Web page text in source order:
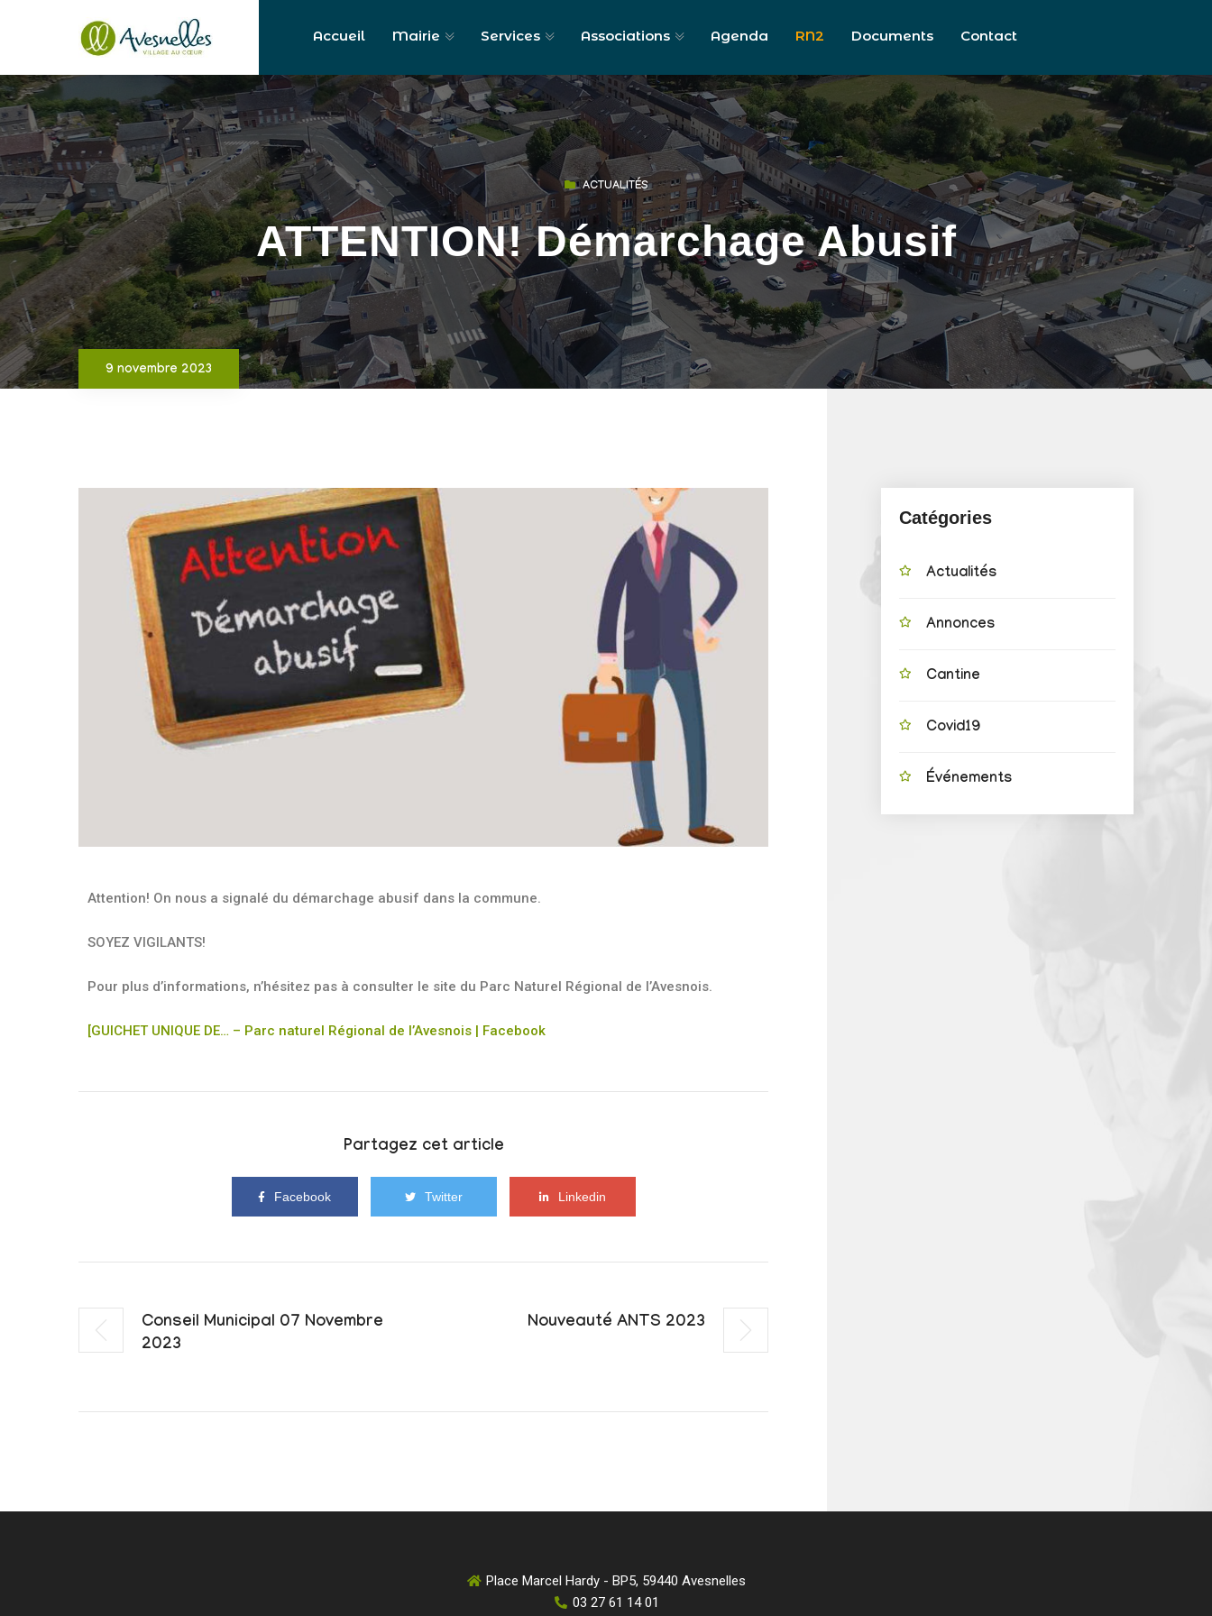
Accueil Mairie Services Associations Agenda RN2 Documents Contact
ACTUALITÉS
ATTENTION! Démarchage Abusif
9 novembre 2023
Attention! On nous a signalé du démarchage abusif dans la commune.
SOYEZ VIGILANTS!
Pour plus d’informations, n’hésitez pas à consulter le site du Parc Naturel Régional de l’Avesnois.
[GUICHET UNIQUE DE… – Parc naturel Régional de l’Avesnois | Facebook
Partagez cet article
Facebook Twitter Linkedin
Conseil Municipal 07 Novembre
2023
Nouveauté ANTS 2023
Catégories
Actualités
Annonces
Cantine
Covid19
Événements
Place Marcel Hardy - BP5, 59440 Avesnelles
03 27 61 14 01